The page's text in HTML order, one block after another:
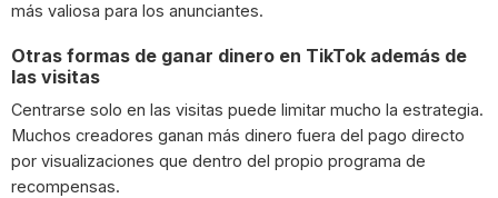
más valiosa para los anunciantes.
Otras formas de ganar dinero en TikTok además de
las visitas
Centrarse solo en las visitas puede limitar mucho la estrategia.
Muchos creadores ganan más dinero fuera del pago directo
por visualizaciones que dentro del propio programa de
recompensas.